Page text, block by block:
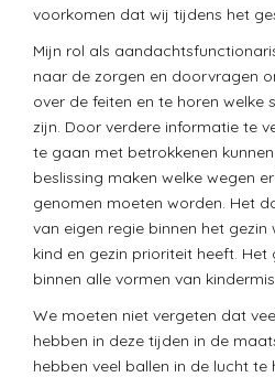
voorkomen dat wij tijdens het
Mijn rol als
naar de zorgen en doorvragen
over de feiten en te horen welke
zijn. Door verdere informatie te
te gaan met betrokkenen
beslissing maken welke wegen
genomen moeten worden. Het
van eigen regie binnen het
kind en gezin prioriteit heeft.
binnen alle vormen van
We moeten niet vergeten dat
hebben in deze tijden in de
hebben veel ballen in de lucht